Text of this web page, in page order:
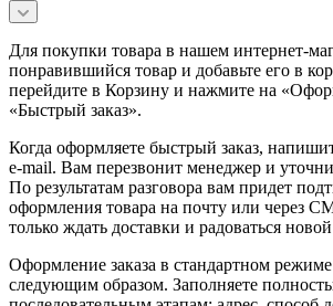
Для покупки товара в нашем интернет-
понравившийся товар и добавьте его в
перейдите в Корзину и нажмите на
«Быстрый заказ».
Когда оформляете быстрый заказ,
e-mail. Вам перезвонит менеджер и
По результатам разговора вам придет
оформления товара на почту или через
только ждать доставки и радоваться
Оформление заказа в стандартном
следующим образом. Заполняете